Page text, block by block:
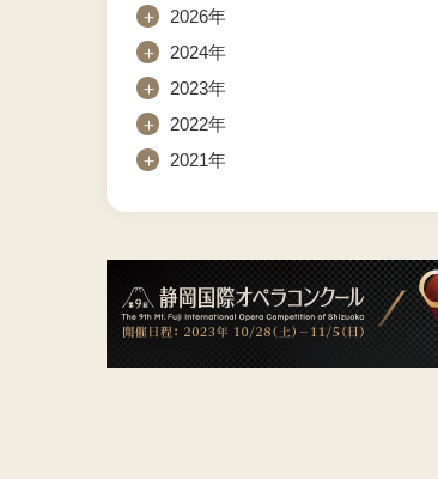
＋
2026年
＋
2024年
＋
2023年
＋
2022年
＋
2021年